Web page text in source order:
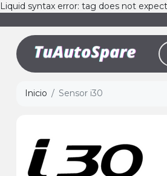
Liquid syntax error: tag does not
Inicio Sensor i30